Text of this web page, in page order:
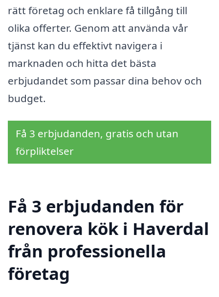
rätt företag och enklare få tillgång till
olika offerter. Genom att använda vår
tjänst kan du effektivt navigera i
marknaden och hitta det bästa
erbjudandet som passar dina behov och
budget.
Få 3 erbjudanden, gratis och utan
förpliktelser
Få 3 erbjudanden för
renovera kök i Haverdal
från professionella
företag